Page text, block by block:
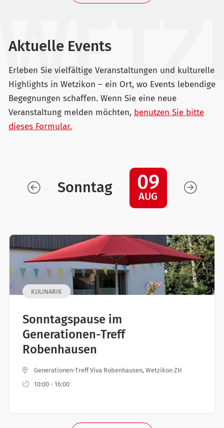
Aktuelle Events
Erleben Sie vielfältige Veranstaltungen und kulturelle
Highlights in Wetzikon – ein Ort, wo Events lebendige
Begegnungen schaffen. Wenn Sie eine neue
Veranstaltung melden möchten, benutzen Sie bitte
dieses Formular.
Sonntag 09
AUG
KULINARIK
Sonntagspause im
Generationen-Treff
Robenhausen
Generationen-Treff Viva Robenhausen, Wetzikon ZH
10:00 - 16:00